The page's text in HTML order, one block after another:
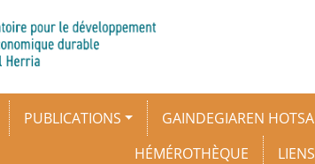
PUBLICATIONS
GAINDEGIAREN HOTSA
HÉMÉROTHÈQUE
LIENS